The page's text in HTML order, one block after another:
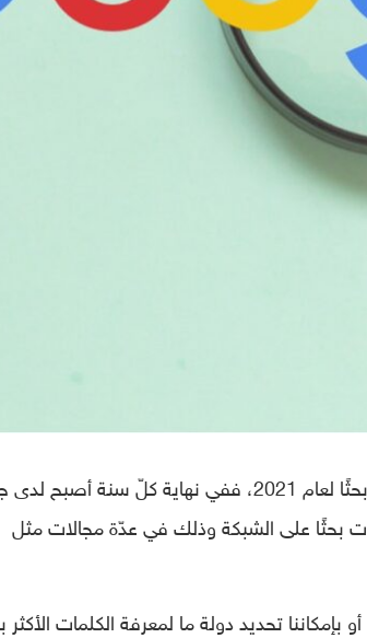
كشف محرّك البحث جوجل قائمته السنويّة عن الكلمات الأكثر بحثًا لعام 2021، ففي نهاية كلّ
بحثًا على الشبكة وذلك في عدّة مجالات مثل
بإمكاننا تحديد دولة ما لمعرفة الكلمات الأكثر